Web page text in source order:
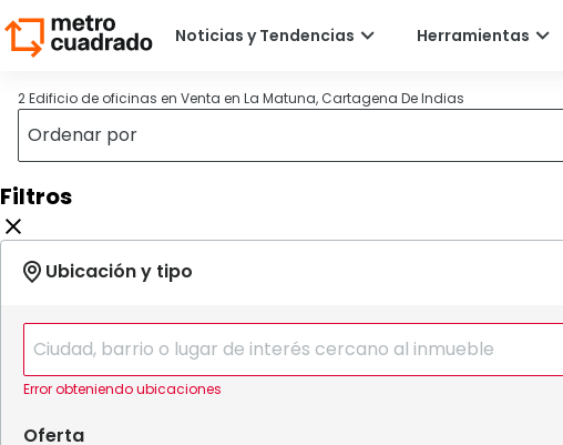
2 Edificio de oficinas en Venta en La Matuna, Cartagena De Indias
Filtros
Error obteniendo ubicaciones
Oferta